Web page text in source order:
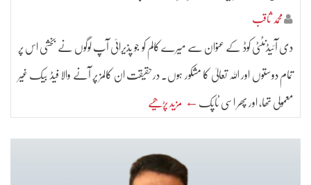
محمد ثاقب
دی آئیڈنٹٹی کوڈ کے عنوان سے میرے کالم کو جو پذیرائی آپ لوگوں نے بخشی اس پر
تمام دوستوں اور اللہ تعالیٰ کا مشکور ہوں۔ درحقیقت ان کالمز پر آنے والا فیڈ بیک غیر
معمولی تھا، اور پھر اسی ٹاپک ← مزید پڑھیے